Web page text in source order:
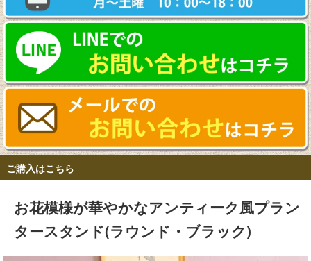
ご購入はこちら
お花模様が華やかなアンティーク風プラン
タースタンド(ラウンド・ブラック)